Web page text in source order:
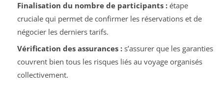
Finalisation du nombre de participants :étape
cruciale qui permet de confirmer les réservations et de
négocier les derniers tarifs.
Vérification des assurances :s’assurer que les garanties
couvrent bien tous les risques liés au voyage organisés
collectivement.